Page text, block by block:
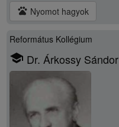
pets Nyomot hagyok
Református Kollégium
school Dr. Árkossy Sándor